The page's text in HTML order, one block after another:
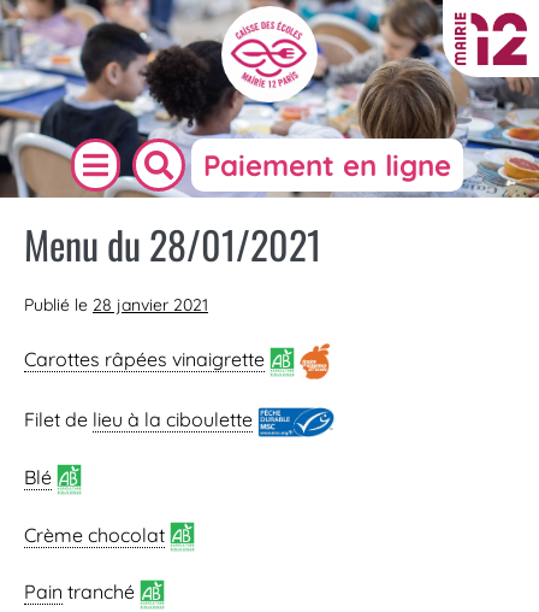
Paiement en ligne
Menu du 28/01/2021
Publié le 28 janvier 2021
Carottes râpées vinaigrette
Filet de lieu à la ciboulette
Blé
Crème chocolat
Pain tranché